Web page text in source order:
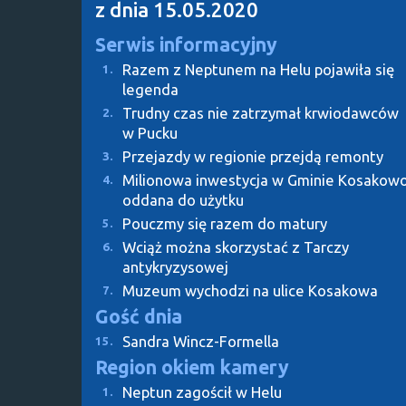
z dnia 15.05.2020
Serwis informacyjny
1.
Razem z Neptunem na Helu pojawiła się
legenda
2.
Trudny czas nie zatrzymał krwiodawców
w Pucku
3. Przejazdy w regionie przejdą remonty
4.
Milionowa inwestycja w Gminie
oddana do użytku
5. Pouczmy się razem do matury
6.
Wciąż można skorzystać z Tarczy
antykryzysowej
7. Muzeum wychodzi na ulice Kosakowa
Gość dnia
15. Sandra Wincz-Formella
Region okiem kamery
1. Neptun zagościł w Helu